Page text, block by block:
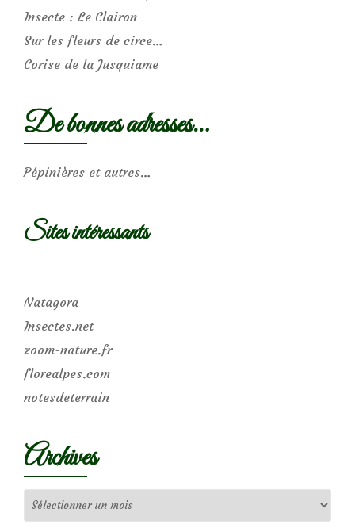
Insecte : Le Clairon
Sur les fleurs de circe…
Corise de la Jusquiame
De bonnes adresses…
Pépinières et autres…
Sites intéressants
Natagora
Insectes.net
zoom-nature.fr
florealpes.com
notesdeterrain
Archives